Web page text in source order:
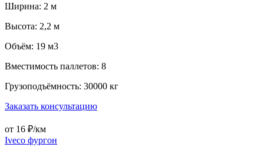
Ширина: 2 м
Высота: 2,2 м
Объём: 19 м3
Вместимость паллетов: 8
Грузоподъёмность: 30000 кг
Заказать консультацию
от 16 ₽/км
Iveco фургон